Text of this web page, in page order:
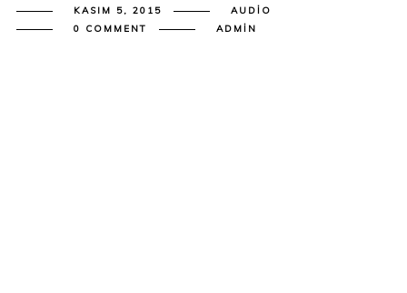
KASIM 5, 2015
AUDIO
0 COMMENT
ADMIN